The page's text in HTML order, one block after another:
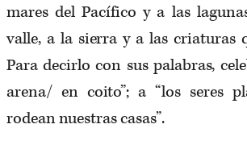
mares del Pacífico y a las
valle, a la sierra y a las criaturas
Para decirlo con sus palabras,
arena/ en coito”; a “los seres
rodean nuestras casas”.